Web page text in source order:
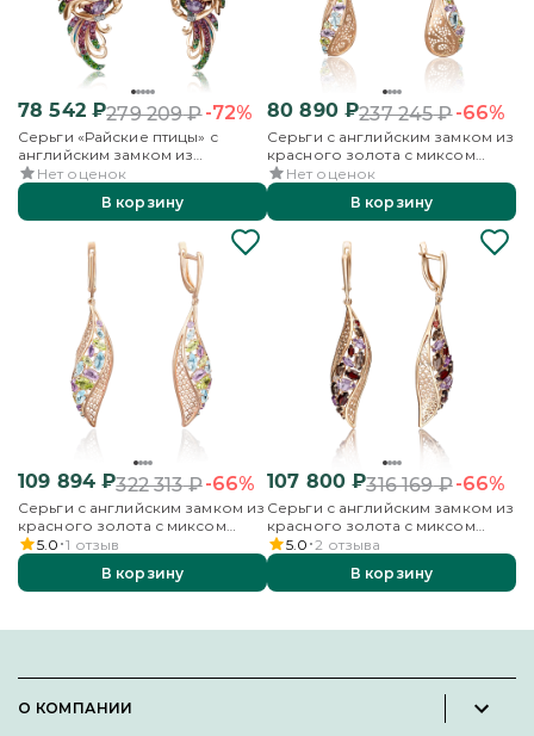
78 542₽279 209₽-72%
Серьги «Райские птицы» с
английским замком из
красного золота с миксом
камней и эмалью
Нет оценок
В корзину
80 890₽237 245₽-66%
Серьги с английским замком из
красного золота с миксом
камней
Нет оценок
В корзину
109 894 ₽322 313₽-66%
Серьги с английским замком из
красного золота с миксом
камней
5.0 1 отзыв
В корзину
107 800 ₽316 169₽-66%
Серьги с английским замком из
красного золота с миксом
камней
5.0 2 отзыва
В корзину
О КОМПАНИИ